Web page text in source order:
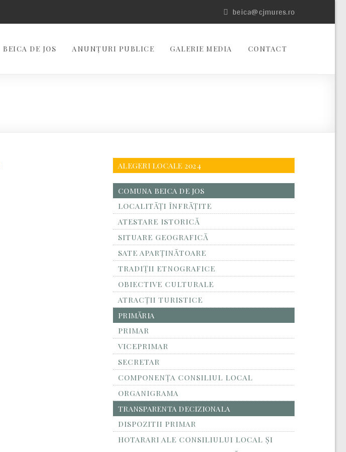
beica@cjmures.ro
BEICA DE JOS ANUNȚURI PUBLICE GALERIE MEDIA CONTACT
ALEGERI LOCALE 2024
COMUNA BEICA DE JOS
LOCALITĂŢI ÎNFRĂŢITE
ATESTARE ISTORICĂ
SITUARE GEOGRAFICĂ
SATE APARȚINĂTOARE
TRADIȚII ETNOGRAFICE
OBIECTIVE CULTURALE
ATRACȚII TURISTICE
PRIMĂRIA
PRIMAR
VICEPRIMAR
SECRETAR
COMPONENȚA CONSILIUL LOCAL
ORGANIGRAMA
TRANSPARENTA DECIZIONALA
DISPOZITII PRIMAR
HOTARARI ALE CONSILIULUI LOCAL ȘI